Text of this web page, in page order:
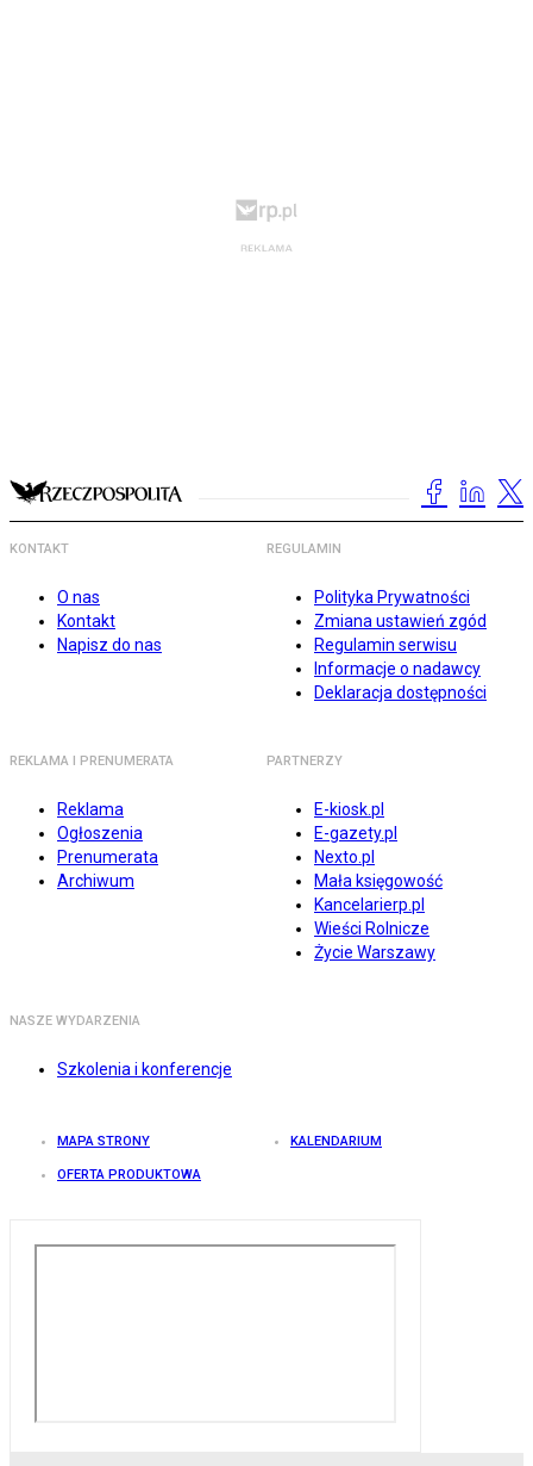
KONTAKT
O nas
Kontakt
Napisz do nas
REGULAMIN
Polityka Prywatności
Zmiana ustawień zgód
Regulamin serwisu
Informacje o nadawcy
Deklaracja dostępności
REKLAMA I PRENUMERATA
Reklama
Ogłoszenia
Prenumerata
Archiwum
PARTNERZY
E-kiosk.pl
E-gazety.pl
Nexto.pl
Mała księgowość
Kancelarierp.pl
Wieści Rolnicze
Życie Warszawy
NASZE WYDARZENIA
Szkolenia i konferencje
MAPA STRONY KALENDARIUM
OFERTA PRODUKTOWA